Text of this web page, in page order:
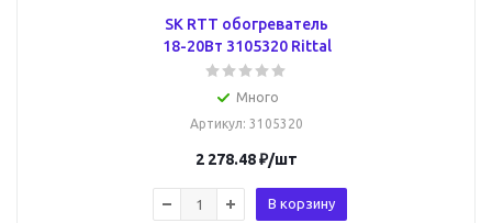
SK RTT обогреватель
18-20Вт 3105320 Rittal
Много
Артикул: 3105320
2 278.48₽/шт
В корзину